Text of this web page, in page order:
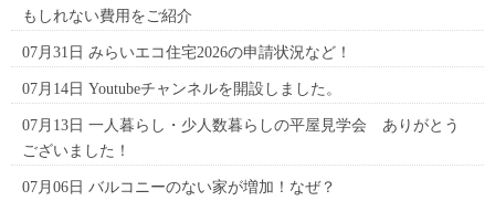
もしれない費用をご紹介
07月31日 みらいエコ住宅2026の申請状況など！
07月14日 Youtubeチャンネルを開設しました。
07月13日 一人暮らし・少人数暮らしの平屋見学会 ありがとう
ございました！
07月06日 バルコニーのない家が増加！なぜ？